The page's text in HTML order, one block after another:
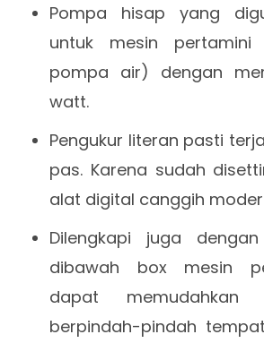
Pompa hisap yang
untuk mesin pertamini
pompa air) dengan
watt.
Pengukur literan pasti
pas. Karena sudah
alat digital canggih
Dilengkapi juga
dibawah box mesin
dapat
berpindah-pindah